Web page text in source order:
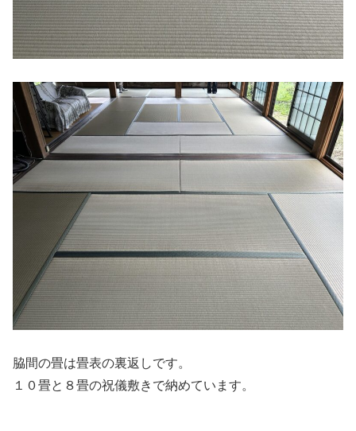
脇間の畳は畳表の裏返しです。
１０畳と８畳の祝儀敷きで納めています。